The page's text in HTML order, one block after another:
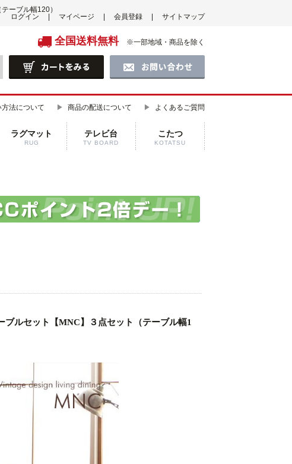
ーブル幅120）
ログイン
マイページ 会員登録 サイトマップ
全国送料無料 ※一部地域・商品を除く
方法について 商品の配送について よくあるご質問
ラグマット
RUG
テレビ台
TV BOARD
こたつ
KOTATSU
ルセット【MNC】３点セット（テーブル幅1